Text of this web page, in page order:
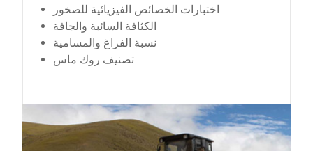
اختبارات الخصائص الفيزيائية للصخور
الكثافة السائبة والجافة
نسبة الفراغ والمسامية
تصنيف روك ماس